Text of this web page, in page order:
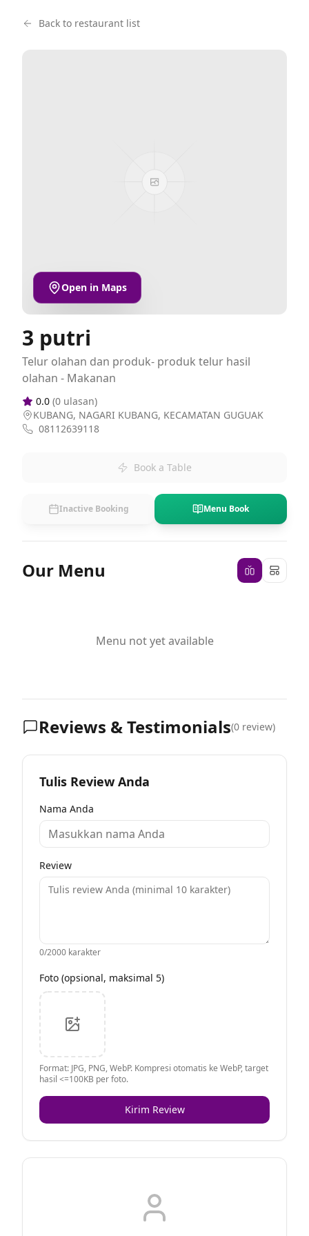
Back to restaurant list
Open in Maps
3 putri
Telur olahan dan produk- produk telur hasil
olahan - Makanan
0.0 (0 ulasan)
KUBANG, NAGARI KUBANG, KECAMATAN GUGUAK
08112639118
Book a Table
Inactive Booking Menu Book
Our Menu
Menu not yet available
Reviews & Testimonials(0 review)
Tulis Review Anda
Nama Anda
Review
0/2000 karakter
Foto (opsional, maksimal 5)
Format: JPG, PNG, WebP. Kompresi otomatis ke WebP, target
hasil <=100KB per foto.
Kirim Review